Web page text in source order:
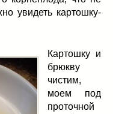
увидеть картошку-
Картошку и
брюкву
чистим,
моем под
проточной